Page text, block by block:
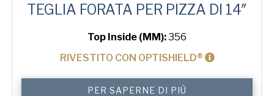
TEGLIA FORATA PER PIZZA DI 14″
Top Inside (MM):356
RIVESTITO CON OPTISHIELD®
PER SAPERNE DI PIÙ